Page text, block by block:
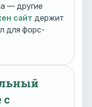
— другие
сайт держит
для форс-
с